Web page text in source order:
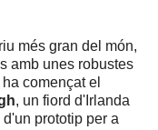
més gran del món,
amb unes robustes
començat el
, un fiord d'Irlanda
prototip per a